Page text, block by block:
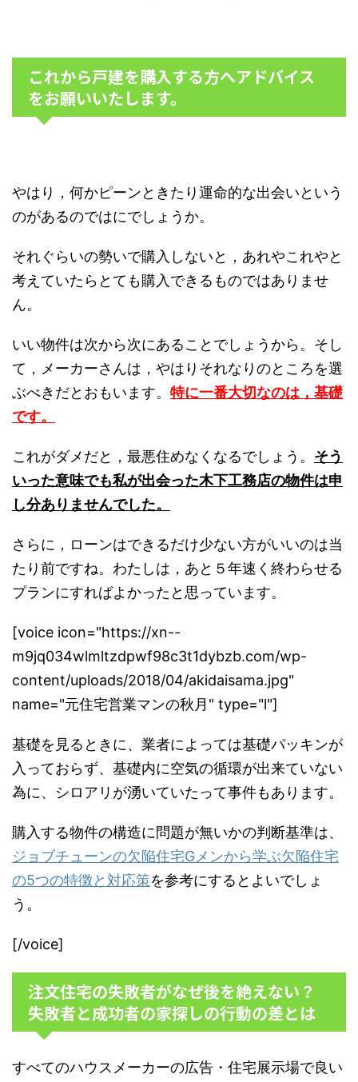
これから戸建を購入する方へアドバイス
をお願いいたします。
やはり，何かピーンときたり運命的な出会いという
のがあるのではにでしょうか。
それぐらいの勢いで購入しないと，あれやこれやと
考えていたらとても購入できるものではありませ
ん。
いい物件は次から次にあることでしょうから。そし
て，メーカーさんは，やはりそれなりのところを選
ぶべきだとおもいます。 特に一番大切なのは，基礎
です。
これがダメだと，最悪住めなくなるでしょう。 そう
いった意味でも私が出会った木下工務店の物件は申
し分ありませんでした。
さらに，ローンはできるだけ少ない方がいいのは当
たり前ですね。わたしは，あと５年速く終わらせる
プランにすればよかったと思っています。
[voice icon="https://xn--
m9jq034wlmltzdpwf98c3t1dybzb.com/wp-
content/uploads/2018/04/akidaisama.jpg"
name="元住宅営業マンの秋月" type="l"]
基礎を見るときに、業者によっては基礎パッキンが
入っておらず、基礎内に空気の循環が出来ていない
為に、シロアリが湧いていたって事件もあります。
購入する物件の構造に問題が無いかの判断基準は、
ジョブチューンの欠陥住宅Gメンから学ぶ欠陥住宅
の5つの特徴と対応策を参考にするとよいでしょ
う。
[/voice]
注文住宅の失敗者がなぜ後を絶えない？
失敗者と成功者の家探しの行動の差とは
すべてのハウスメーカーの広告・住宅展示場で良い